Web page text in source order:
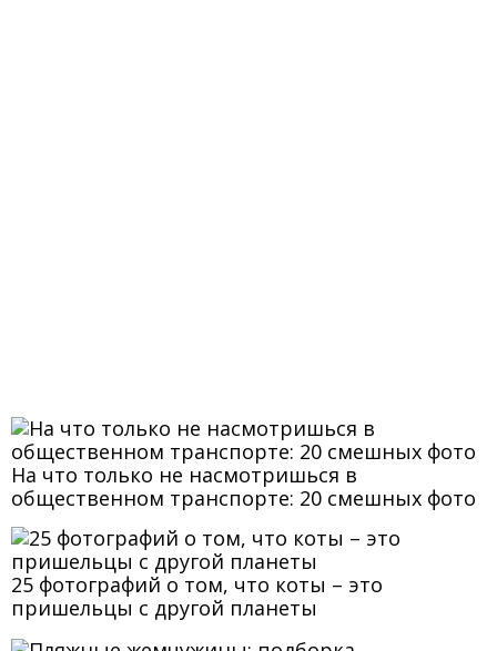
На что только не насмотришься в
общественном транспорте: 20 смешных фото
25 фотографий о том, что коты – это
пришельцы с другой планеты